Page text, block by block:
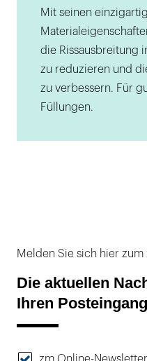
Mit seinen
die Rissausbreitung
zu reduzieren und
zu verbessern. Für
Füllungen.
Melden Sie sich hier
Die aktuellen
Ihren Posteingang
zm Online-Newsletter